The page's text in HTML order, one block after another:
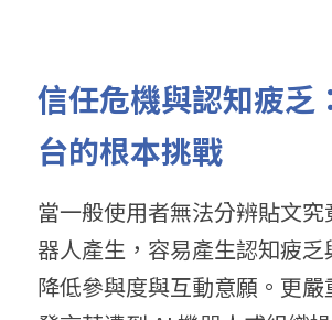
信任危機與認知疲乏
台的根本挑戰
當一般使用者無法分辨貼文
器人產生，容易產生認知疲乏
降低參與度與互動意願。更